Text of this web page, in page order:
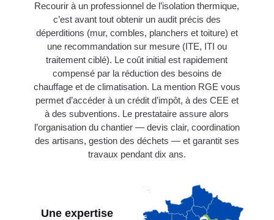
Recourir à un professionnel de l’isolation thermique,
c’est avant tout obtenir un audit précis des
déperditions (mur, combles, planchers et toiture) et
une recommandation sur mesure (ITE, ITI ou
traitement ciblé). Le coût initial est rapidement
compensé par la réduction des besoins de
chauffage et de climatisation. La mention RGE vous
permet d’accéder à un crédit d’impôt, à des CEE et
à des subventions. Le prestataire assure alors
l’organisation du chantier — devis clair, coordination
des artisans, gestion des déchets — et garantit ses
travaux pendant dix ans.
Une expertise